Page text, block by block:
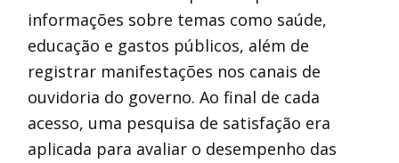
informações sobre temas como saúde,
educação e gastos públicos, além de
registrar manifestações nos canais de
ouvidoria do governo. Ao final de cada
acesso, uma pesquisa de satisfação era
aplicada para avaliar o desempenho das